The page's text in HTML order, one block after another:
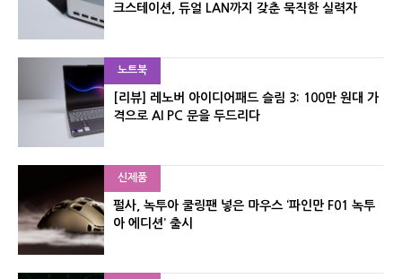
크스테이션, 듀얼 LAN까지 갖춘 묵직한 실력자
노트북
[리뷰] 레노버 아이디어패드 슬림 3: 100만 원대 가
격으로 AI PC 문을 두드리다
신제품
펄사, 녹투아 쿨링팬 넣은 마우스 ‘파인만 F01 녹투
아 에디션’ 출시